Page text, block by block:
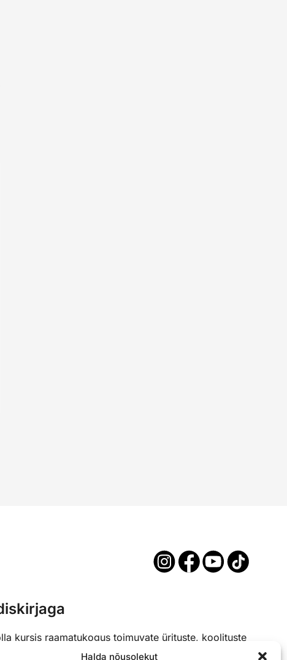
Halda nõusolekut
kursis raamatukogus toimuvate ürituste, koolituste
siis liitu meie uudiskirjaga.